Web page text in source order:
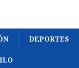
DEPORTES